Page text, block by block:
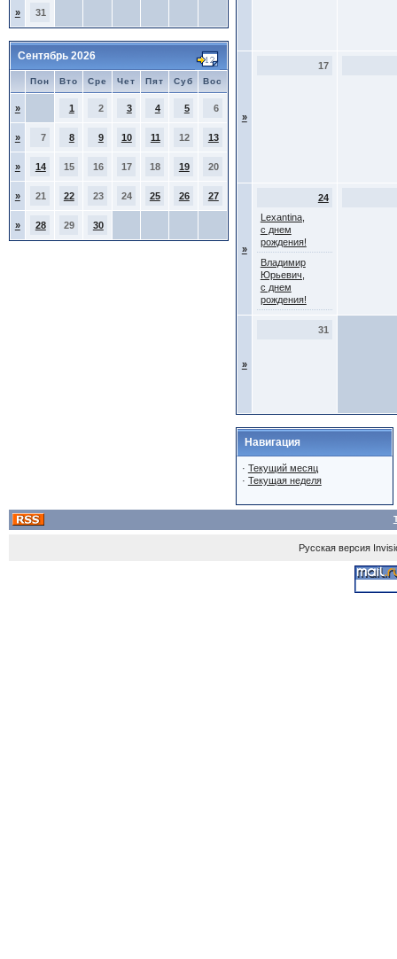
» 31
Сентябрь 2026
Пон Вто Сре Чет Пят Суб Вос
» 1 2 3 4 5 6
» 7 8 9 10 11 12 13
» 14 15 16 17 18 19 20
» 21 22 23 24 25 26 27
» 28 29 30
»
17
»
24
Lexantina,
с днем
рождения!
Владимир
Юрьевич,
с днем
рождения!
»
31
Навигация
· Текущий месяц
· Текущая неделя
Русская версия